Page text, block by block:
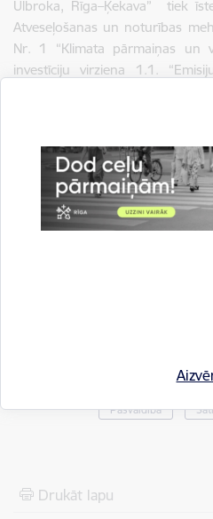
Ulbroka, Rīga–Ķekava” tiek
Atveseļošanas un noturības
Nr. 1 “Klimata pārmaiņas un
investīciju virziena 1.1.
transporta sistēmas
Informāciju sagatavoja:
komunikācijas nodaļas
kaspars.licitis@riga.lv.
Informācija
Pašvaldībā
Drukāt lapu